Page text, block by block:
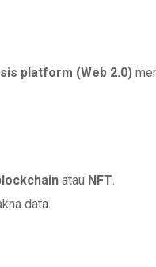
platform (Web 2.0)
atau NFT
data.